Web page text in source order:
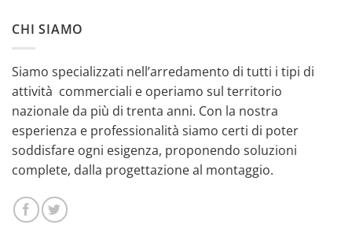
CHI SIAMO
Siamo specializzati nell’arredamento di tutti i tipi di
attività commerciali e operiamo sul territorio
nazionale da più di trenta anni. Con la nostra
esperienza e professionalità siamo certi di poter
soddisfare ogni esigenza, proponendo soluzioni
complete, dalla progettazione al montaggio.